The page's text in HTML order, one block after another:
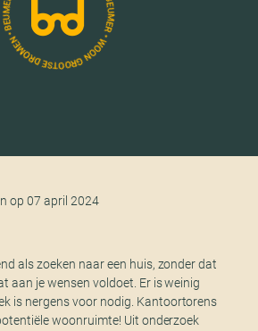
op 07 april 2024
als zoeken naar een huis, zonder dat
aan je wensen voldoet. Er is weinig
is nergens voor nodig. Kantoortorens
woonruimte! Uit onderzoek